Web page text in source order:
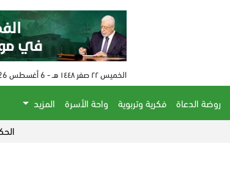
الخميس ٢٢ صفر ١٤٤٨ هـ - 6 أغسطس 2026 م - الساعة 08:49 م
روضة الدعاة فكرية وتربوية واحة الأسرة
المزيد
الحكم على مفتي